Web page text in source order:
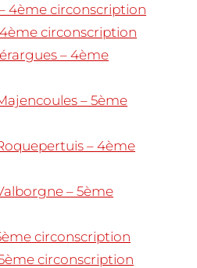
4ème circonscription
circonscription
– 4ème
– 5ème
– 4ème
– 5ème
circonscription
circonscription